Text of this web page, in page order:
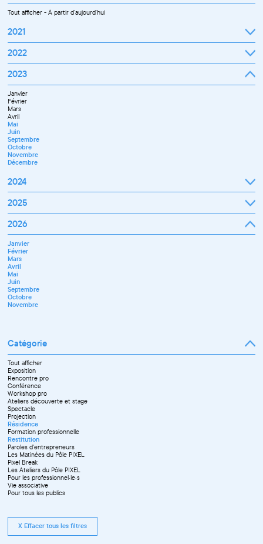
Tout afficher-À partir d'aujourd'hui
2021
Septembre
Novembre
Décembre
2022
Janvier
Mars
Avril
Mai
Juin
Juillet
Septembre
Octobre
Novembre
Décembre
2023
Janvier
Février
Mars
Avril
Mai
Juin
Septembre
Octobre
Novembre
Décembre
2024
Janvier
Février
Mars
Avril
Juin
Juillet
Septembre
Novembre
Décembre
2025
Janvier
Février
Mars
Avril
Mai
Juin
Juillet
Septembre
Octobre
Novembre
Décembre
2026
Janvier
Février
Mars
Avril
Mai
Juin
Septembre
Octobre
Novembre
Catégorie
Tout afficher
Exposition
Rencontre pro
Conférence
Workshop pro
Ateliers découverte et stage
Spectacle
Projection
Résidence
Formation professionnelle
Restitution
Paroles d'entrepreneurs
Les Matinées du Pôle PIXEL
Pixel Break
Les Ateliers du Pôle PIXEL
Pour les professionnel·le·s
Vie associative
Pour tous les publics
X Effacer tous les filtres